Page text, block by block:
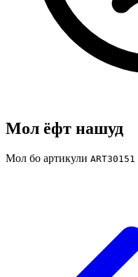
Мол ёфт нашуд
Мол бо артикули ART30151